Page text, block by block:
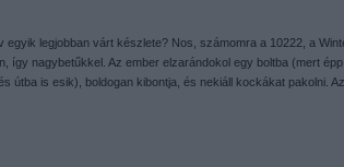
egyik legjobban várt készlete? Nos, számomra a 10222, a
így nagybetűkkel. Az ember elzarándokol egy boltba (mert
útba is esik), boldogan kibontja, és nekiáll kockákat pakolni.